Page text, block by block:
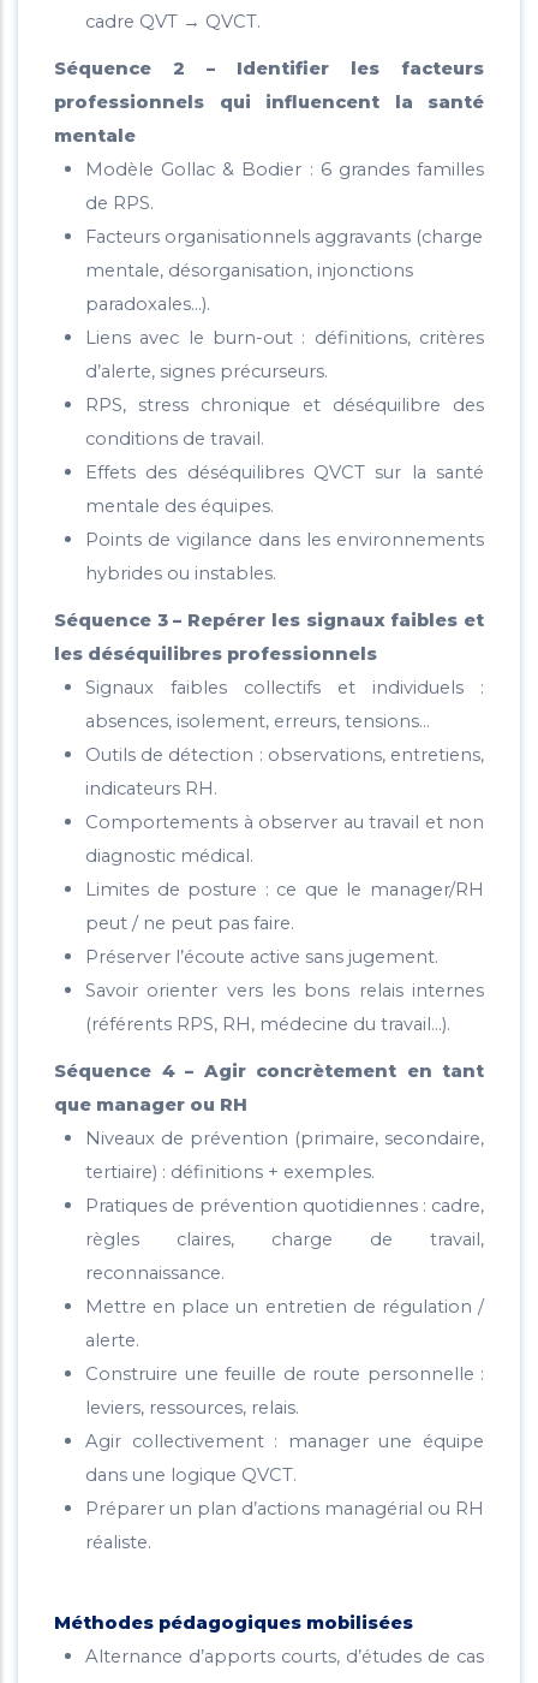
cadre QVT → QVCT.
Séquence 2 – Identifier les facteurs
professionnels qui influencent la santé
mentale
Modèle Gollac & Bodier : 6 grandes familles
de RPS.
Facteurs organisationnels aggravants (charge
mentale, désorganisation, injonctions
paradoxales…).
Liens avec le burn-out : définitions, critères
d’alerte, signes précurseurs.
RPS, stress chronique et déséquilibre des
conditions de travail.
Effets des déséquilibres QVCT sur la santé
mentale des équipes.
Points de vigilance dans les environnements
hybrides ou instables.
Séquence 3 – Repérer les signaux faibles et
les déséquilibres professionnels
Signaux faibles collectifs et individuels :
absences, isolement, erreurs, tensions…
Outils de détection : observations, entretiens,
indicateurs RH.
Comportements à observer au travail et non
diagnostic médical.
Limites de posture : ce que le manager/RH
peut / ne peut pas faire.
Préserver l’écoute active sans jugement.
Savoir orienter vers les bons relais internes
(référents RPS, RH, médecine du travail…).
Séquence 4 – Agir concrètement en tant
que manager ou RH
Niveaux de prévention (primaire, secondaire,
tertiaire) : définitions + exemples.
Pratiques de prévention quotidiennes : cadre,
règles claires, charge de travail,
reconnaissance.
Mettre en place un entretien de régulation /
alerte.
Construire une feuille de route personnelle :
leviers, ressources, relais.
Agir collectivement : manager une équipe
dans une logique QVCT.
Préparer un plan d’actions managérial ou RH
réaliste.
Méthodes pédagogiques mobilisées
Alternance d’apports courts, d’études de cas